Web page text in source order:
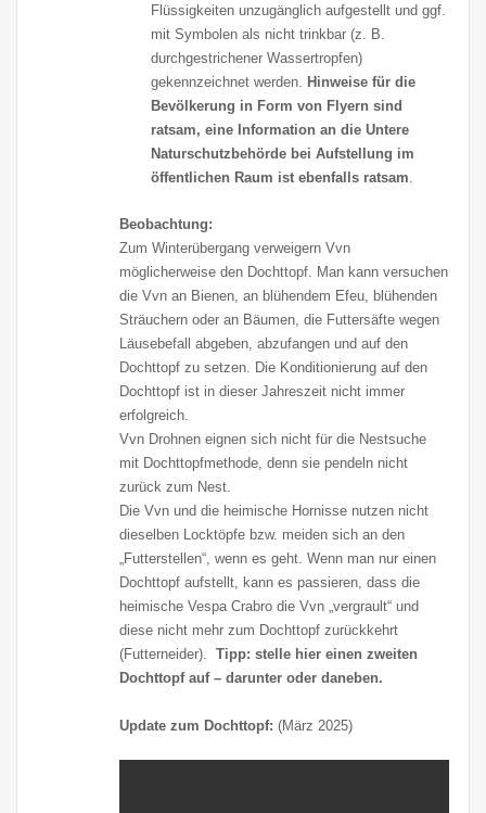
Flüssigkeiten unzugänglich aufgestellt und ggf.
mit Symbolen als nicht trinkbar (z. B.
durchgestrichener Wassertropfen)
gekennzeichnet werden.
Hinweise für die
Bevölkerung in Form von Flyern sind
ratsam, eine Information an die Untere
Naturschutzbehörde bei Aufstellung im
öffentlichen Raum ist ebenfalls ratsam
Beobachtung:
Zum Winterübergang verweigern Vvn
möglicherweise den Dochttopf. Man kann versuchen
die Vvn an Bienen, an blühendem Efeu, blühenden
Sträuchern oder an Bäumen, die Futtersäfte wegen
Läusebefall abgeben, abzufangen und auf den
Dochttopf zu setzen. Die Konditionierung auf den
Dochttopf ist in dieser Jahreszeit nicht immer
erfolgreich.
Vvn Drohnen eignen sich nicht für die Nestsuche
mit Dochttopfmethode, denn sie pendeln nicht
zurück zum Nest.
Die Vvn und die heimische Hornisse nutzen nicht
dieselben Locktöpfe bzw. meiden sich an den
„Futterstellen“, wenn es geht. Wenn man nur einen
Dochttopf aufstellt, kann es passieren, dass die
heimische Vespa Crabro die Vvn „vergrault“ und
diese nicht mehr zum Dochttopf zurückkehrt
(Futterneider).Tipp: stelle hier einen zweiten
Dochttopf auf – darunter oder daneben.
Update zum Dochttopf: (März 2025)